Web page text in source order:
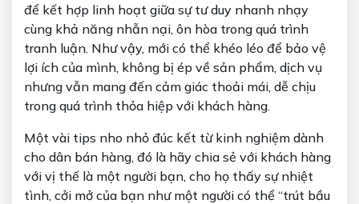
để kết hợp linh hoạt giữa sự tư duy nhanh nhạy
cùng khả năng nhẫn nại, ôn hòa trong quá trình
tranh luận. Như vậy, mới có thể khéo léo để bảo vệ
lợi ích của mình, không bị ép về sản phẩm, dịch vụ
nhưng vẫn mang đến cảm giác thoải mái, dễ chịu
trong quá trình thỏa hiệp với khách hàng.
Một vài tips nho nhỏ đúc kết từ kinh nghiệm dành
cho dân bán hàng, đó là hãy chia sẻ với khách hàng
với vị thế là một người bạn, cho họ thấy sự nhiệt
tình, cởi mở của bạn như một người có thể “trút bầu